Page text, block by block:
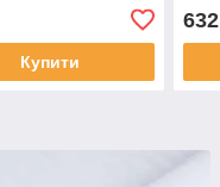
Купити
632